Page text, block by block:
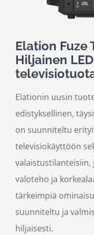
Elation Fuze
Hiljainen
Elationin uusin
edistyksellinen,
on suunniteltu
televisiokäyttöön
valoteho ja
tärkeimpiä
suunniteltu ja
hiljaisesti.